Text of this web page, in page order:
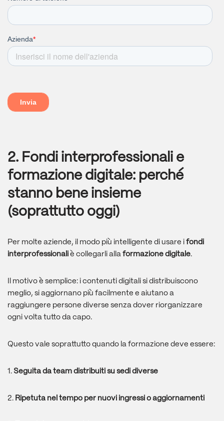
2. Fondi interprofessionali e
formazione digitale: perché
stanno bene insieme
(soprattutto oggi)
Per molte aziende, il modo più intelligente di usare i fondi
interprofessionali è collegarli alla formazione digitale.
Il motivo è semplice: i contenuti digitali si distribuiscono
meglio, si aggiornano più facilmente e aiutano a
raggiungere persone diverse senza dover riorganizzare
ogni volta tutto da capo.
Questo vale soprattutto quando la formazione deve essere:
1. Seguita da team distribuiti su sedi diverse
2. Ripetuta nel tempo per nuovi ingressi o aggiornamenti